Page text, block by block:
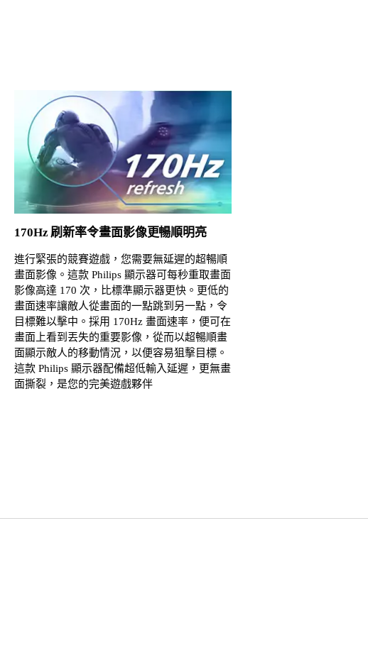
170Hz 刷新率令畫面影像更暢順明亮
進行緊張的競賽遊戲，您需要無延遲的超暢順
畫面影像。這款 Philips 顯示器可每秒重取畫面
影像高達 170 次，比標準顯示器更快。更低的
畫面速率讓敵人從畫面的一點跳到另一點，令
目標難以擊中。採用 170Hz 畫面速率，便可在
畫面上看到丟失的重要影像，從而以超暢順畫
面顯示敵人的移動情況，以便容易狙擊目標。
這款 Philips 顯示器配備超低輸入延遲，更無畫
面撕裂，是您的完美遊戲夥伴